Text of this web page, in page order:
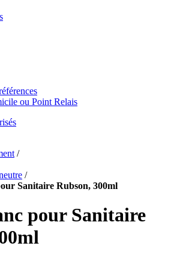
ou Point Relais
/
/
Sanitaire Rubson, 300ml
pour Sanitaire